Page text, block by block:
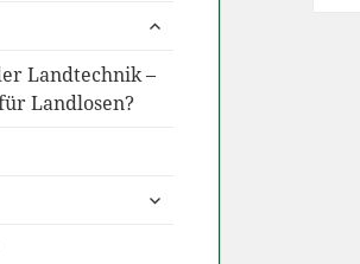
untermenü
Landtechnik –
Landlosen?
untermenü